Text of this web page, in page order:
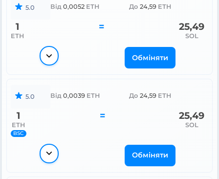
5.0 Від 0,0052 ETH До 24,59 ETH
1
ETH
= 25,49
SOL
Обміняти
5.0 Від 0,0039 ETH До 24,59 ETH
1
ETH
BSC
= 25,49
SOL
Обміняти